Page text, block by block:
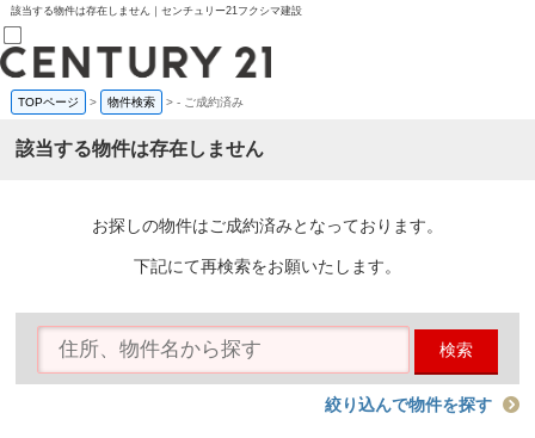
該当する物件は存在しません｜センチュリー21フクシマ建設
売買部
0120-800-844
賃貸部
会員メニュー
物件を探す
購入TOP
条件から探す
TOPページ > 物件検索 >- ご成約済み
該当する物件は存在しません
お探しの物件はご成約済みとなっております。
下記にて再検索をお願いたします。
検索
絞り込んで物件を探す